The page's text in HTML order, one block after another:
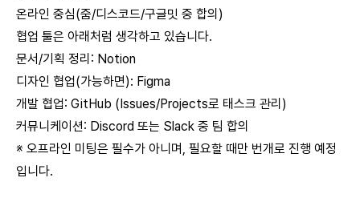
온라인 중심(줌/디스코드/구글밋 중 합의)
협업 툴은 아래처럼 생각하고 있습니다.
문서/기획 정리: Notion
디자인 협업(가능하면): Figma
개발 협업: GitHub (Issues/Projects로 태스크 관리)
커뮤니케이션: Discord 또는 Slack 중 팀 합의
※ 오프라인 미팅은 필수가 아니며, 필요할 때만 번개로 진행 예정
입니다.